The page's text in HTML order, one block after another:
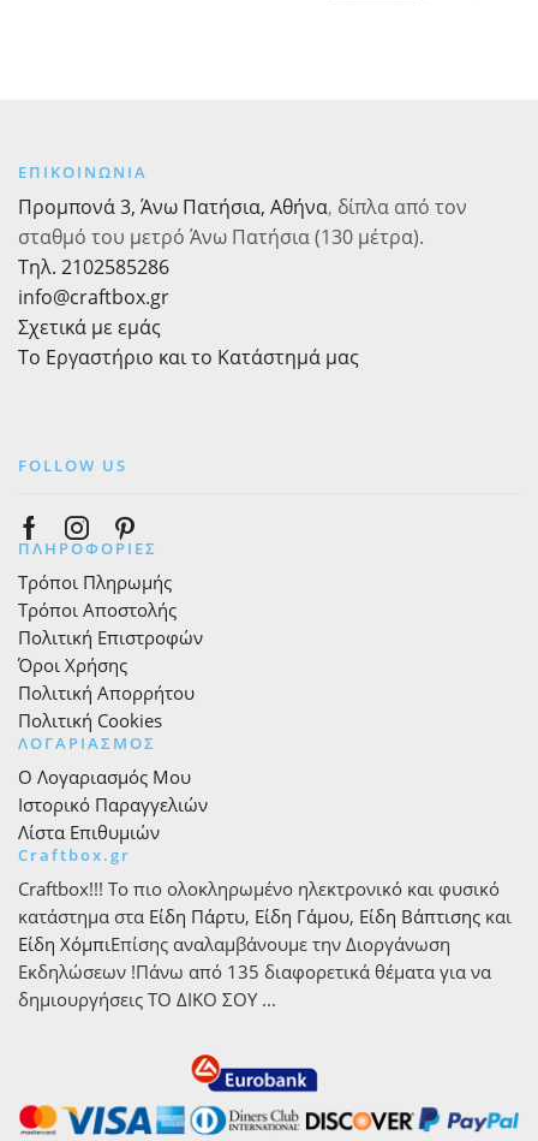
εκ
ποσότητα
ΕΠΙΚΟΙΝΩΝΙΑ
Προμπονά 3, Άνω Πατήσια, Αθήνα, δίπλα από τον
σταθμό του μετρό Άνω Πατήσια (130 μέτρα).
Τηλ. 2102585286
info@craftbox.gr
Σχετικά με εμάς
Το Εργαστήριο και το Κατάστημά μας
FOLLOW US
Facebook
Instagram
Pinterest
ΠΛΗΡΟΦΟΡΙΕΣ
Τρόποι Πληρωμής
Τρόποι Αποστολής
Πολιτική Επιστροφών
Όροι Χρήσης
Πολιτική Απορρήτου
Πολιτική Cookies
ΛΟΓΑΡΙΑΣΜΟΣ
Ο Λογαριασμός Μου
Ιστορικό Παραγγελιών
Λίστα Επιθυμιών
Craftbox.gr
Craftbox!!! Το πιο ολοκληρωμένο ηλεκτρονικό και φυσικό
κατάστημα στα Είδη Πάρτυ, Είδη Γάμου, Είδη Βάπτισης και
Είδη ΧόμπιΕπίσης αναλαμβάνουμε την Διοργάνωση
Εκδηλώσεων !Πάνω από 135 διαφορετικά θέματα για να
δημιουργήσεις ΤΟ ΔΙΚΟ ΣΟΥ ...